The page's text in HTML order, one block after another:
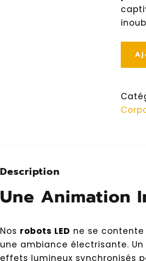
Description
Une Animation
Nos robots LED ne se
une ambiance électrisante. Un
effets lumineux synchronisés